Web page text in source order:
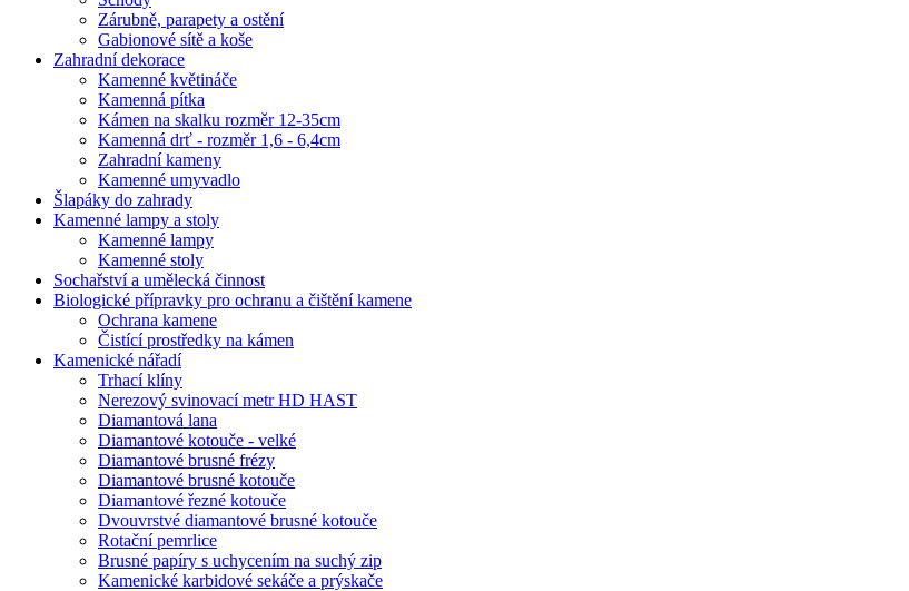
Zárubně, parapety a ostění
Gabionové sítě a koše
Zahradní dekorace
Kamenné květináče
Kamenná pítka
Kámen na skalku rozměr 12-35cm
Kamenná drť - rozměr 1,6 - 6,4cm
Zahradní kameny
Kamenné umyvadlo
Šlapáky do zahrady
Kamenné lampy a stoly
Kamenné lampy
Kamenné stoly
Sochařství a umělecká činnost
Biologické přípravky pro ochranu a čištění kamene
Ochrana kamene
Čistící prostředky na kámen
Kamenické nářadí
Trhací klíny
Nerezový svinovací metr HD HAST
Diamantová lana
Diamantové kotouče - velké
Diamantové brusné frézy
Diamantové brusné kotouče
Diamantové řezné kotouče
Dvouvrstvé diamantové brusné kotouče
Rotační pemrlice
Brusné papíry s uchycením na suchý zip
Kamenické karbidové sekáče a prýskače